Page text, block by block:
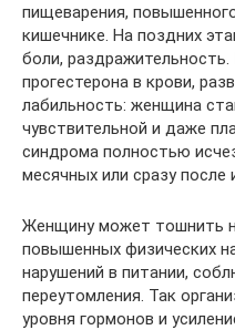
пищеварения,
кишечнике. На поздних
боли,
прогестерона в крови,
лабильность: женщина
чувствительной и даже
синдрома полностью
месячных или сразу после
Женщину может тошнить
повышенных физических
нарушений в питании,
переутомления. Так
уровня гормонов и